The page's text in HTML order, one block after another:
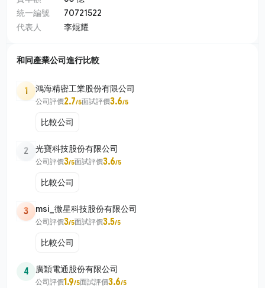
統一編號
70721522
代表人
李焜耀
和同產業公司進行比較
1 鴻海精密工業股份有限公司
公司評價2.7/5面試評價3.6/5
比較公司
2 光寶科技股份有限公司
公司評價3/5面試評價3.6/5
比較公司
3 msi_微星科技股份有限公司
公司評價3/5面試評價3.5/5
比較公司
4 廣穎電通股份有限公司
公司評價1.9/5面試評價3.6/5